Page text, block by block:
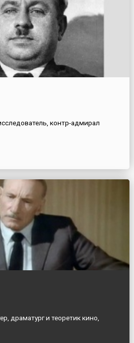
контр-адмирал
драматург и теоретик кино,